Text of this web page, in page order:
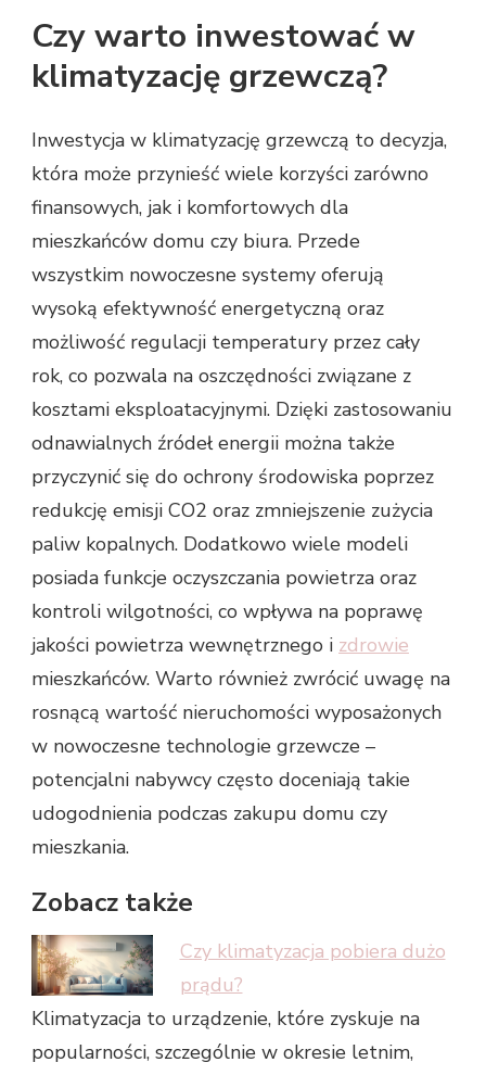
Czy warto inwestować w
klimatyzację grzewczą?
Inwestycja w klimatyzację grzewczą to decyzja,
która może przynieść wiele korzyści zarówno
finansowych, jak i komfortowych dla
mieszkańców domu czy biura. Przede
wszystkim nowoczesne systemy oferują
wysoką efektywność energetyczną oraz
możliwość regulacji temperatury przez cały
rok, co pozwala na oszczędności związane z
kosztami eksploatacyjnymi. Dzięki zastosowaniu
odnawialnych źródeł energii można także
przyczynić się do ochrony środowiska poprzez
redukcję emisji CO2 oraz zmniejszenie zużycia
paliw kopalnych. Dodatkowo wiele modeli
posiada funkcje oczyszczania powietrza oraz
kontroli wilgotności, co wpływa na poprawę
jakości powietrza wewnętrznego i zdrowie
mieszkańców. Warto również zwrócić uwagę na
rosnącą wartość nieruchomości wyposażonych
w nowoczesne technologie grzewcze –
potencjalni nabywcy często doceniają takie
udogodnienia podczas zakupu domu czy
mieszkania.
Zobacz także
Czy klimatyzacja pobiera dużo
prądu?
Klimatyzacja to urządzenie, które zyskuje na
popularności, szczególnie w okresie letnim,